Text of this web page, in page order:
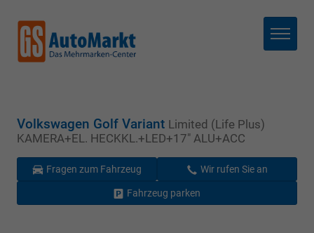
Menü
Volkswagen Golf Variant Limited (Life Plus)
KAMERA+EL. HECKKL.+LED+17" ALU+ACC
Fragen zum Fahrzeug Wir rufen Sie an
Fahrzeug parken